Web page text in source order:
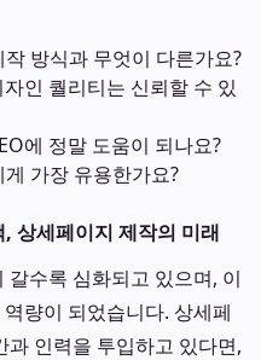
방식과 무엇이 다른가요?
인 퀄리티는 신뢰할 수 있
에 정말 도움이 되나요?
가장 유용한가요?
상세페이지 제작의 미래
수록 심화되고 있으며, 이
량이 되었습니다. 상세페
인력을 투입하고 있다면,